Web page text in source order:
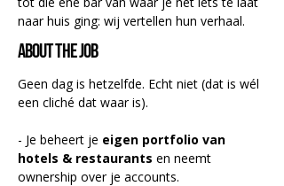
naar huis ging: wij vertellen hun verhaal.
About the job
Geen dag is hetzelfde. Echt niet (dat is wél
een cliché dat waar is).
- Je beheert je eigen portfolio van
hotels & restaurants en neemt
ownership over je accounts.